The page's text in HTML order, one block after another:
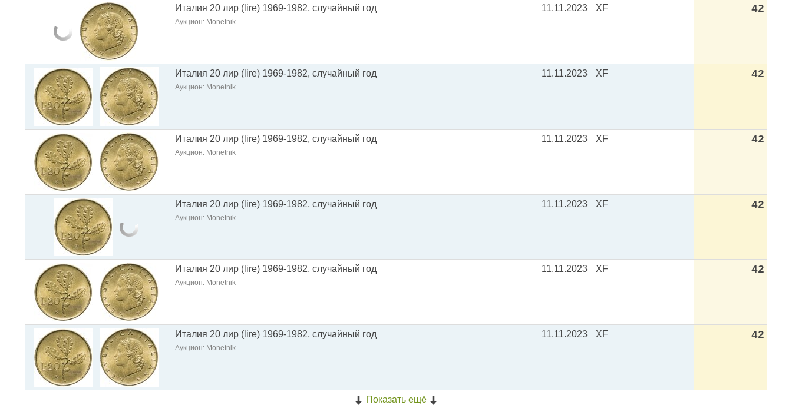
Италия 20 лир (lire) 1969-1982, случайный год
Аукцион: Monetnik
11.11.2023 XF 42
Италия 20 лир (lire) 1969-1982, случайный год
Аукцион: Monetnik
11.11.2023 XF 42
Италия 20 лир (lire) 1969-1982, случайный год
Аукцион: Monetnik
11.11.2023 XF 42
Италия 20 лир (lire) 1969-1982, случайный год
Аукцион: Monetnik
11.11.2023 XF 42
Италия 20 лир (lire) 1969-1982, случайный год
Аукцион: Monetnik
11.11.2023 XF 42
Италия 20 лир (lire) 1969-1982, случайный год
Аукцион: Monetnik
11.11.2023 XF 42
Показать ещё